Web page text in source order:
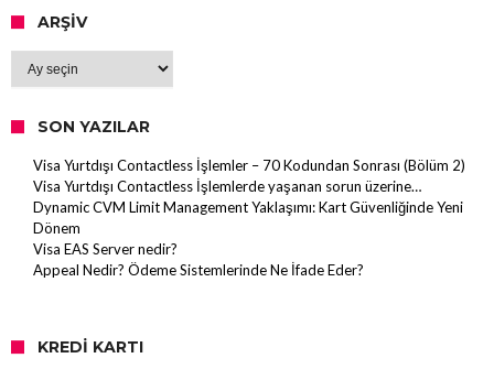
ARŞIV
SON YAZILAR
Visa Yurtdışı Contactless İşlemler – 70 Kodundan Sonrası (Bölüm 2)
Visa Yurtdışı Contactless İşlemlerde yaşanan sorun üzerine…
Dynamic CVM Limit Management Yaklaşımı: Kart Güvenliğinde Yeni
Dönem
Visa EAS Server nedir?
Appeal Nedir? Ödeme Sistemlerinde Ne İfade Eder?
KREDI KARTI